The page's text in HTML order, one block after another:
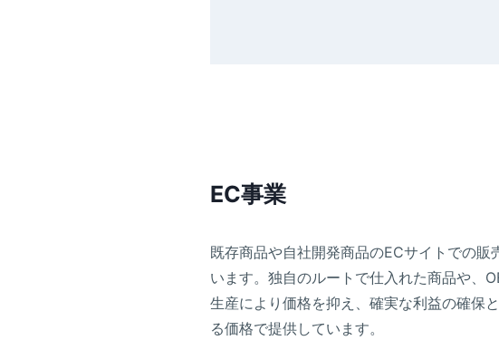
EC事業
既存商品や自社開発商品のECサイトでの販
います。独自のルートで仕入れた商品や、
生産により価格を抑え、確実な利益の確保
る価格で提供しています。